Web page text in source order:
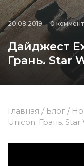
20.08.2019 0
Дайджест
Грань. Star
Главная / Блог /
Unicon. Грань. Star